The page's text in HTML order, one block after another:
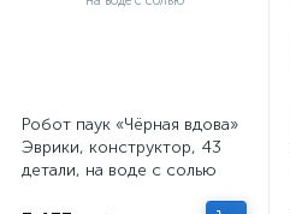
Робот паук «Чёрная вдова»
Эврики, конструктор, 43
детали, на воде с солью